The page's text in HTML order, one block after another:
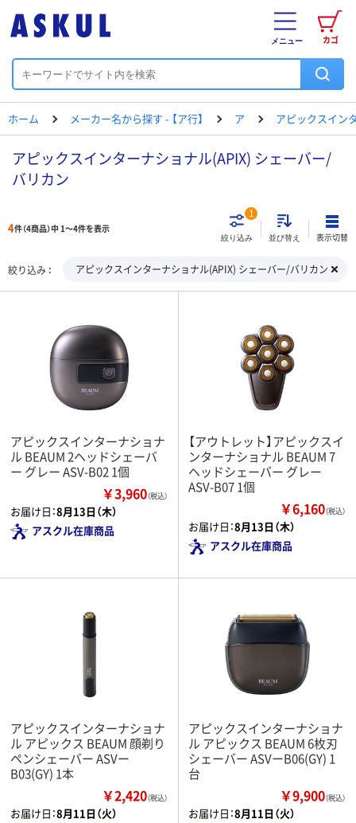
カゴ
メニュー
ホーム メーカー名から探す - 【ア行】 ア アピックスイン
アピックスインターナショナル(APIX) シェーバー/
バリカン
4件（4商品）中 1～4件を表示
絞り込み
1
並び替え 表示切替
絞り込み アピックスインターナショナル(APIX) シェーバー/バリカン
アピックスインターナショナ
ル BEAUM 2ヘッドシェーバ
ー グレー ASV-B02 1個
￥3,960（税込）
お届け日：8月13日（木）
アスクル在庫商品
【アウトレット】アピックスイ
ンターナショナル BEAUM 7
ヘッドシェーバー グレー
ASV-B07 1個
￥6,160（税込）
お届け日：8月13日（木）
アスクル在庫商品
アピックスインターナショナ
ル アピックス BEAUM 顔剃り
ペンシェーバー ASVー
B03(GY) 1本
￥2,420（税込）
お届け日：8月11日（火）
アピックスインターナショナ
ル アピックス BEAUM 6枚刃
シェーバー ASVーB06(GY) 1
台
￥9,900（税込）
お届け日：8月11日（火）